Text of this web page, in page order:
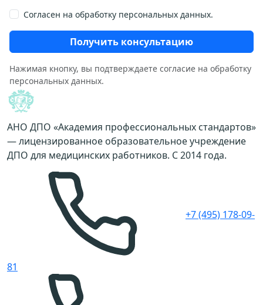
Согласен на обработку персональных данных.
Получить консультацию
Нажимая кнопку, вы подтверждаете согласие на обработку
персональных данных.
АНО ДПО «Академия профессиональных стандартов»
— лицензированное образовательное учреждение
ДПО для медицинских работников. С 2014 года.
+7 (495) 178-09-
81